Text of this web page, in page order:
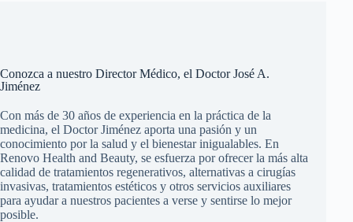
Conozca a nuestro Director Médico, el Doctor José A.
Jiménez
Con más de 30 años de experiencia en la práctica de la
medicina, el Doctor Jiménez aporta una pasión y un
conocimiento por la salud y el bienestar inigualables. En
Renovo Health and Beauty, se esfuerza por ofrecer la más alta
calidad de tratamientos regenerativos, alternativas a cirugías
invasivas, tratamientos estéticos y otros servicios auxiliares
para ayudar a nuestros pacientes a verse y sentirse lo mejor
posible.